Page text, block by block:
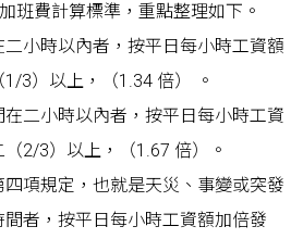
班費計算標準，重點整理如下。
小時以內者，按平日每小時工資額
3）以上，（1.34 倍） 。
二小時以內者，按平日每小時工資
2/3）以上，（1.67 倍）。
項規定，也就是天災、事變或突發
者，按平日每小時工資額加倍發